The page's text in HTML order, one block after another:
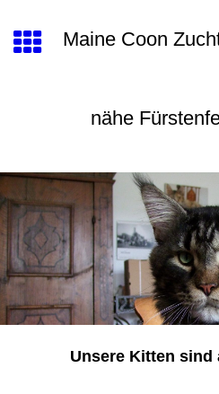
Maine Coon
nähe
Unsere Kitten sind